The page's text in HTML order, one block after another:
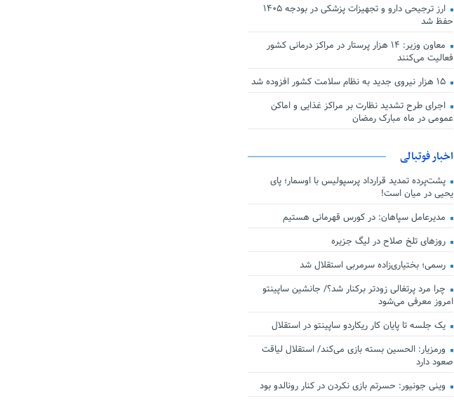
ارز ترجیحی دارو و تجهیزات پزشکی در بودجه ۱۴۰۵
حفظ شد
معاون وزیر: ۱۴ هزار پرستار در مراکز درمانی کشور
فعالیت می‌کنند
۱۵ هزار نیروی جدید به نظام سلامت کشور افزوده شد
اجرای طرح تشدید نظارت بر مراکز غذایی و اماکن
عمومی در ماه مبارک رمضان
اخبار فوتبالی
پشت‌پرده تمدید قرارداد پرسپولیس با اوسمار؛ پای
یحیی در میان است!
مدیرعامل سپاهان: در کورس قهرمانی هستیم
روزهای تلخ صلاح در لیگ جزیره
رسمی؛ بختیاری‌زاده سرمربی استقلال شد
چرا مرد پرتغالی زودتر برکنار شد؟/ جانشین ساپینتو
امروز معرفی می‌شود
یک جلسه تا پایان کار ریکاردو ساپینتو در استقلال
ورمزیار: الحسین بسته بازی می‌کند/ استقلال لیاقت
صعود دارد
وینی جونیور: حسرتم بازی نکردن در کنار رونالدو بود